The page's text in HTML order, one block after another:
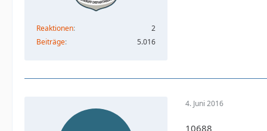
Reaktionen
2
Beiträge
5.016
4. Juni 2016
10688